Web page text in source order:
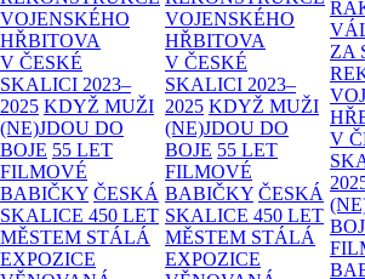
VOJENSKÉHO
HŘBITOVA
V ČESKÉ
SKALICI 2023–
2025 KDYŽ MUŽI
(NE)JDOU DO
BOJE 55 LET
FILMOVÉ
BABIČKY ČESKÁ
SKALICE 450 LET
MĚSTEM STÁLÁ
EXPOZICE
VOJENSKÉHO
HŘBITOVA
V ČESKÉ
SKALICI 2023–
2025 KDYŽ MUŽI
(NE)JDOU DO
BOJE 55 LET
FILMOVÉ
BABIČKY ČESKÁ
SKALICE 450 LET
MĚSTEM STÁLÁ
EXPOZICE
ZA
V